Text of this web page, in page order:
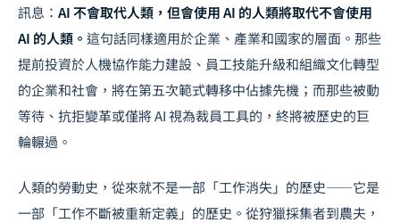
訊息： AI 不會取代人類，但會使用 AI 的人類將取代不會使用
AI 的人類。 這句話同樣適用於企業、產業和國家的層面。那些
提前投資於人機協作能力建設、員工技能升級和組織文化轉型
的企業和社會，將在第五次範式轉移中佔據先機；而那些被動
等待、抗拒變革或僅將 AI 視為裁員工具的，終將被歷史的巨
輪輾過。
人類的勞動史，從來就不是一部「工作消失」的歷史——它是
一部「工作不斷被重新定義」的歷史。從狩獵採集者到農夫，